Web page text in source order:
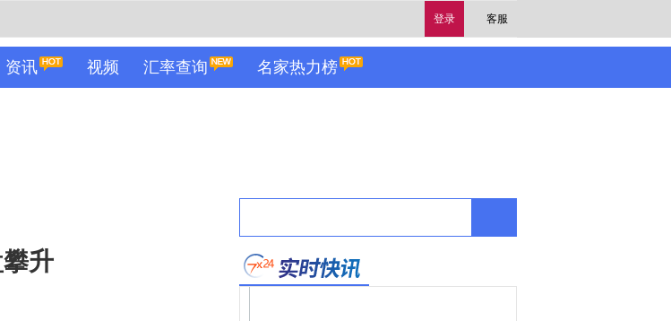
登录 客服
资讯 视频 汇率查询 名家热力榜
升